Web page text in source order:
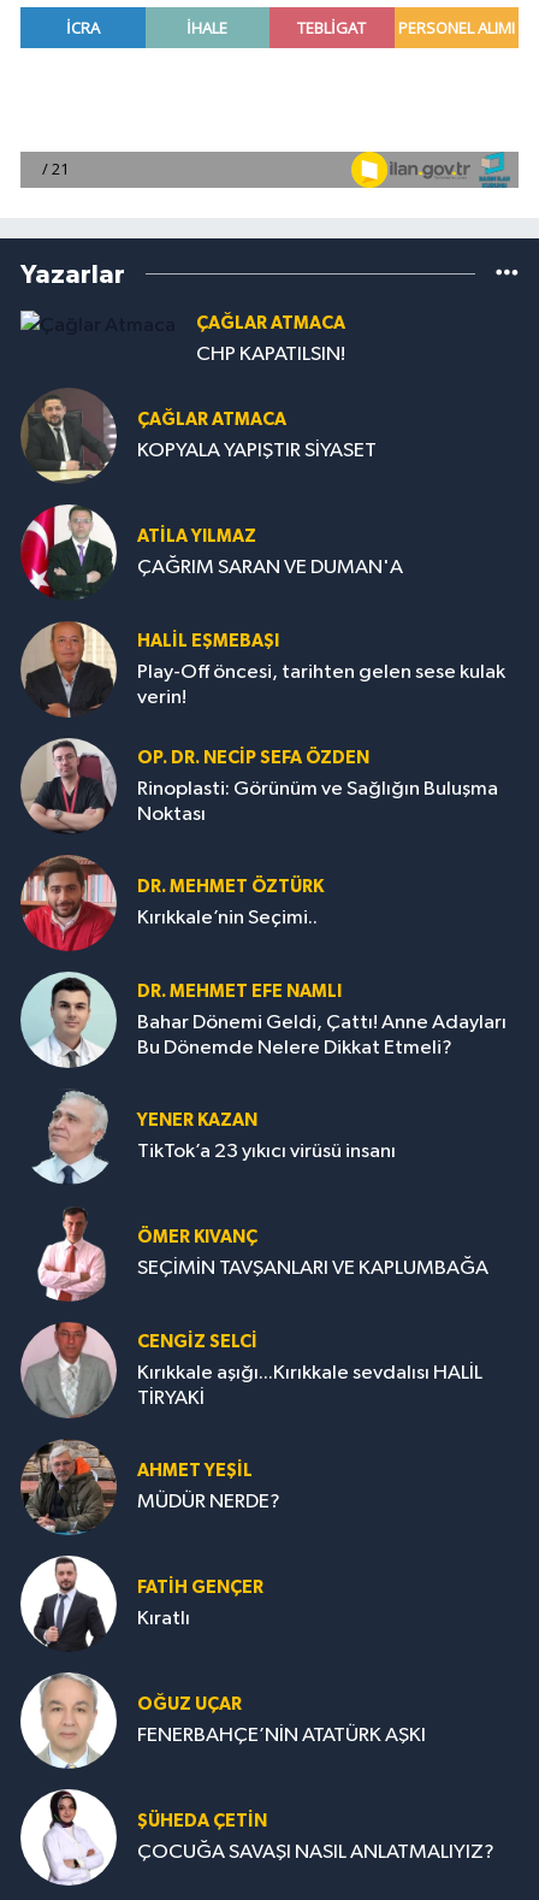
Yazarlar
ÇAĞLAR ATMACA
CHP KAPATILSIN!
ÇAĞLAR ATMACA
KOPYALA YAPIŞTIR SİYASET
ATILA YILMAZ
ÇAĞRIM SARAN VE DUMAN'A
HALIL EŞMEBAŞI
Play-Off öncesi, tarihten gelen sese kulak
verin!
OP. DR. NECIP SEFA ÖZDEN
Rinoplasti: Görünüm ve Sağlığın Buluşma
Noktası
DR. MEHMET ÖZTÜRK
Kırıkkale’nin Seçimi..
DR. MEHMET EFE NAMLI
Bahar Dönemi Geldi, Çattı! Anne Adayları
Bu Dönemde Nelere Dikkat Etmeli?
YENER KAZAN
TikTok’a 23 yıkıcı virüsü insanı
ÖMER KIVANÇ
SEÇİMİN TAVŞANLARI VE KAPLUMBAĞA
CENGİZ SELCİ
Kırıkkale aşığı...Kırıkkale sevdalısı HALİL
TİRYAKİ
AHMET YEŞİL
MÜDÜR NERDE?
FATIH GENÇER
Kıratlı
OĞUZ UÇAR
FENERBAHÇE’NİN ATATÜRK AŞKI
ŞÜHEDA ÇETİN
ÇOCUĞA SAVAŞI NASIL ANLATMALIYIZ?